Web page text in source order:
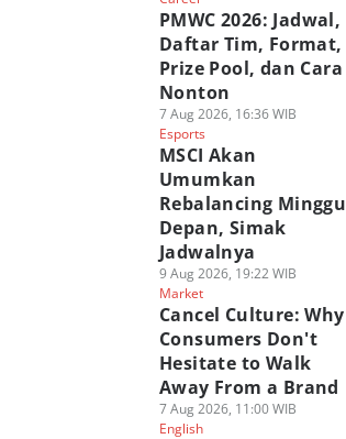
PMWC 2026: Jadwal,
Daftar Tim, Format,
Prize Pool, dan Cara
Nonton
7 Aug 2026, 16:36 WIB
Esports
MSCI Akan
Umumkan
Rebalancing Minggu
Depan, Simak
Jadwalnya
9 Aug 2026, 19:22 WIB
Market
Cancel Culture: Why
Consumers Don't
Hesitate to Walk
Away From a Brand
7 Aug 2026, 11:00 WIB
English